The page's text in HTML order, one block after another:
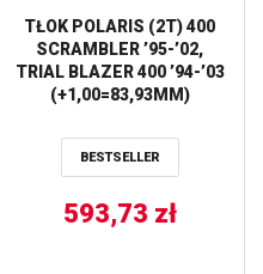
TŁOK POLARIS (2T) 400
SCRAMBLER ’95-’02,
TRIAL BLAZER 400 ’94-’03
(+1,00=83,93MM)
BESTSELLER
593,73 zł